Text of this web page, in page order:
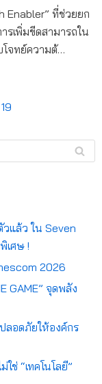
Enabler” ที่ช่วยยก
รเพิ่มขีดสามารถใน
โจทย์ความต้…
19
วแล้ว ใน Seven
เศษ !
2026
GAME” จุดพลัง
ลอดภัยให้องค์กร
ช่ “เทคโนโลยี”